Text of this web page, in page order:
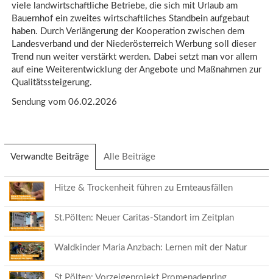
viele landwirtschaftliche Betriebe, die sich mit Urlaub am
Bauernhof ein zweites wirtschaftliches Standbein aufgebaut
haben. Durch Verlängerung der Kooperation zwischen dem
Landesverband und der Niederösterreich Werbung soll dieser
Trend nun weiter verstärkt werden. Dabei setzt man vor allem
auf eine Weiterentwicklung der Angebote und Maßnahmen zur
Qualitätssteigerung.
Sendung vom 06.02.2026
Verwandte Beiträge (aktiver
Reiter)
Alle Beiträge
Hitze & Trockenheit führen zu Ernteausfällen
St.Pölten: Neuer Caritas-Standort im Zeitplan
Waldkinder Maria Anzbach: Lernen mit der Natur
St.Pölten: Vorzeigeprojekt Promenadenring